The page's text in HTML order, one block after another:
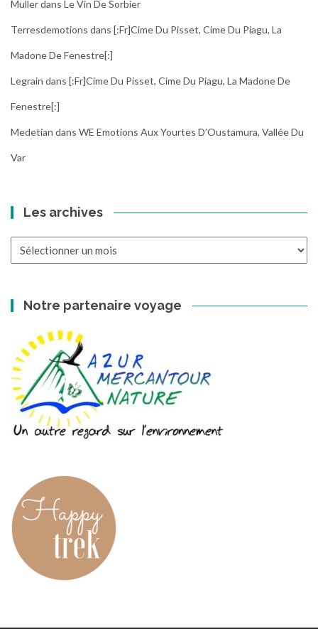
Mullerdans Le Vin De Sorbier
Terresdemotions dans [:fr]Cime Du Pisset, Cime Du Piagu, La
Madone De Fenestre[:]
Legrain dans [:fr]Cime Du Pisset, Cime Du Piagu, La Madone De
Fenestre[:]
Medetian dans WE Emotions Aux Yourtes D’Oustamura, Vallée Du
Var
Les archives
Notre partenaire voyage